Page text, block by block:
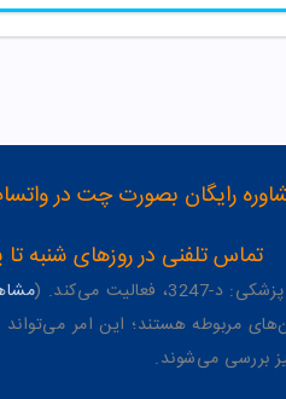
رایگان بصورت چت در واتساپ و تلگرام با
تماس تلفنی در روزهای شنبه تا پنج شنبه از 8 صبح تا 4 عصر
می‌کند. (
مربوطه هستند؛ این امر
بررسی می‌شوند.